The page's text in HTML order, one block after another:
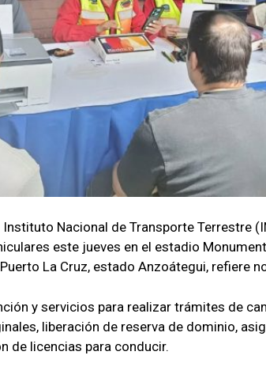
Instituto Nacional de Transporte Terrestre
este jueves en el estadio
La Cruz, estado Anzoátegui, refiere
y servicios para realizar trámites de
liberación de reserva de dominio,
de licencias para conducir.